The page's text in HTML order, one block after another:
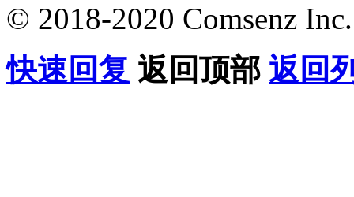
© 2018-2020 Comsenz Inc.
快速回复 返回顶部 返回